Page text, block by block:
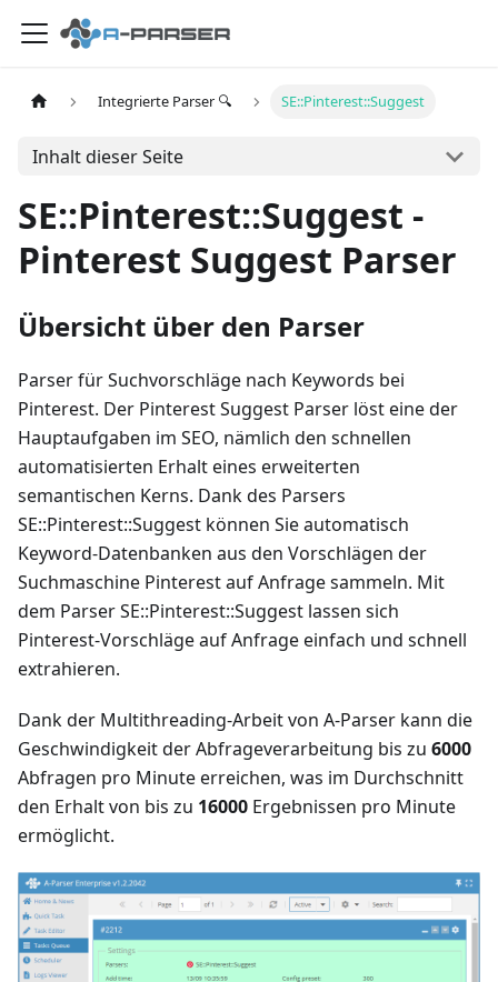
Integrierte Parser 🔍 SE::Pinterest::Suggest
Inhalt dieser Seite
SE::Pinterest::Suggest -
Pinterest Suggest Parser
Übersicht über den Parser
Parser für Suchvorschläge nach Keywords bei
Pinterest. Der Pinterest Suggest Parser löst eine der
Hauptaufgaben im SEO, nämlich den schnellen
automatisierten Erhalt eines erweiterten
semantischen Kerns. Dank des Parsers
SE::Pinterest::Suggest können Sie automatisch
Keyword-Datenbanken aus den Vorschlägen der
Suchmaschine Pinterest auf Anfrage sammeln. Mit
dem Parser SE::Pinterest::Suggest lassen sich
Pinterest-Vorschläge auf Anfrage einfach und schnell
extrahieren.
Dank der Multithreading-Arbeit von A-Parser kann die
Geschwindigkeit der Abfrageverarbeitung bis zu 6000
Abfragen pro Minute erreichen, was im Durchschnitt
den Erhalt von bis zu 16000 Ergebnissen pro Minute
ermöglicht.